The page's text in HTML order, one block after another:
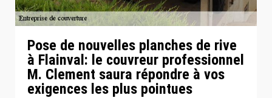
Pose de nouvelles planches de rive
à Flainval: le couvreur professionnel
M. Clement saura répondre à vos
exigences les plus pointues